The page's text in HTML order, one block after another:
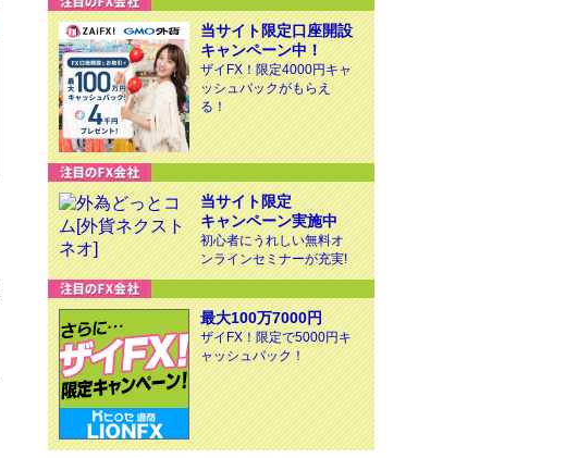
当サイト限定口座開設
キャンペーン中！
ザイFX！限定4000円キャ
ッシュバックがもらえ
る！
当サイト限定
キャンペーン実施中
初心者にうれしい無料オ
ンラインセミナーが充実!
最大100万7000円
ザイFX！限定で5000円キ
ャッシュバック！